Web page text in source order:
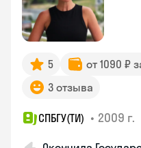
5 от 1090 ₽
3 отзыва
СПБГУ(ТИ) • 2009 г.